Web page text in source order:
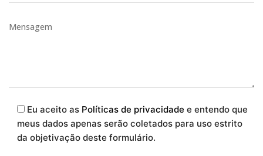
Eu aceito as Políticas de privacidade e entendo que
meus dados apenas serão coletados para uso estrito
da objetivação deste formulário.